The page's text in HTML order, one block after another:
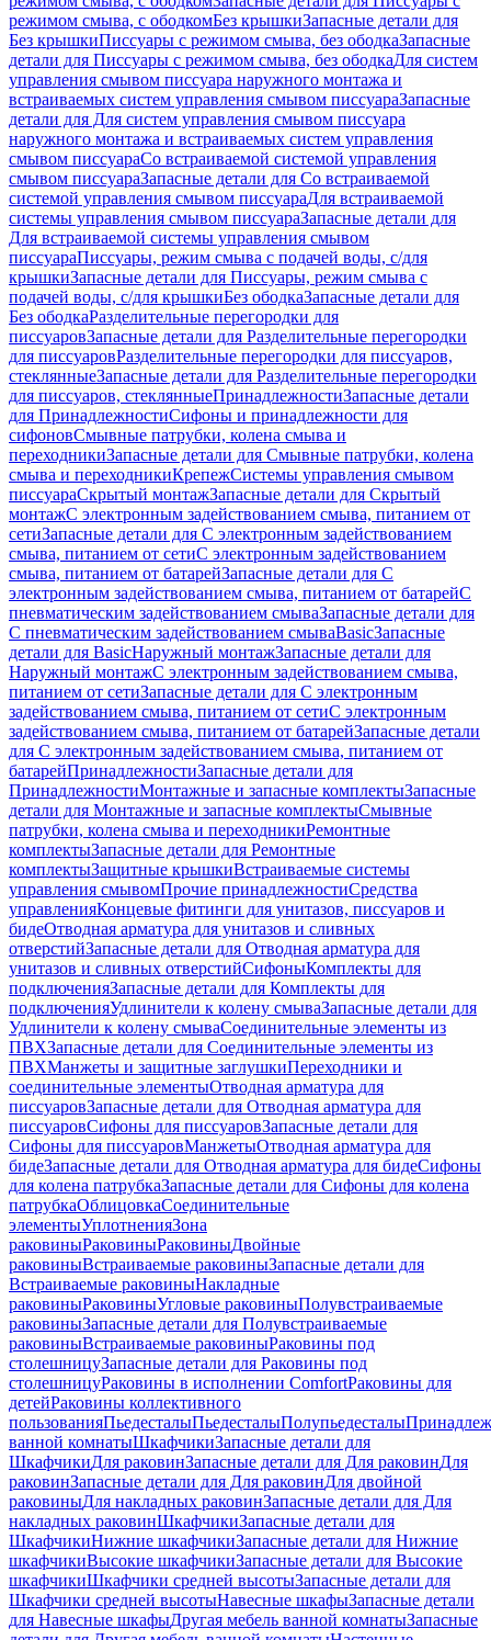
режимом смыва, с ободкомБез крышкиЗапасные детали для
Без крышкиПиссуары с режимом смыва, без ободкаЗапасные
детали для Писсуары с режимом смыва, без ободкаДля систем
управления смывом писсуара наружного монтажа и
встраиваемых систем управления смывом писсуараЗапасные
детали для Для систем управления смывом писсуара
наружного монтажа и встраиваемых систем управления
смывом писсуараСо встраиваемой системой управления
смывом писсуараЗапасные детали для Со встраиваемой
системой управления смывом писсуараДля встраиваемой
системы управления смывом писсуараЗапасные детали для
Для встраиваемой системы управления смывом
писсуараПиссуары, режим смыва с подачей воды, с/для
крышкиЗапасные детали для Писсуары, режим смыва с
подачей воды, с/для крышкиБез ободкаЗапасные детали для
Без ободкаРазделительные перегородки для
писсуаровЗапасные детали для Разделительные перегородки
для писсуаровРазделительные перегородки для писсуаров,
стеклянныеЗапасные детали для Разделительные перегородки
для писсуаров, стеклянныеПринадлежностиЗапасные детали
для ПринадлежностиСифоны и принадлежности для
сифоновСмывные патрубки, колена смыва и
переходникиЗапасные детали для Смывные патрубки, колена
смыва и переходникиКрепежСистемы управления смывом
писсуараСкрытый монтажЗапасные детали для Скрытый
монтажС электронным задействованием смыва, питанием от
сетиЗапасные детали для С электронным задействованием
смыва, питанием от сетиС электронным задействованием
смыва, питанием от батарейЗапасные детали для С
электронным задействованием смыва, питанием от батарейС
пневматическим задействованием смываЗапасные детали для
С пневматическим задействованием смываBasicЗапасные
детали для BasicНаружный монтажЗапасные детали для
Наружный монтажС электронным задействованием смыва,
питанием от сетиЗапасные детали для С электронным
задействованием смыва, питанием от сетиС электронным
задействованием смыва, питанием от батарейЗапасные детали
для С электронным задействованием смыва, питанием от
батарейПринадлежностиЗапасные детали для
ПринадлежностиМонтажные и запасные комплектыЗапасные
детали для Монтажные и запасные комплектыСмывные
патрубки, колена смыва и переходникиРемонтные
комплектыЗапасные детали для Ремонтные
комплектыЗащитные крышкиВстраиваемые системы
управления смывомПрочие принадлежностиСредства
управленияКонцевые фитинги для унитазов, писсуаров и
бидеОтводная арматура для унитазов и сливных
отверстийЗапасные детали для Отводная арматура для
унитазов и сливных отверстийСифоныКомплекты для
подключенияЗапасные детали для Комплекты для
подключенияУдлинители к колену смываЗапасные детали для
Удлинители к колену смываСоединительные элементы из
ПВХЗапасные детали для Соединительные элементы из
ПВХМанжеты и защитные заглушкиПереходники и
соединительные элементыОтводная арматура для
писсуаровЗапасные детали для Отводная арматура для
писсуаровCифоны для писсуаровЗапасные детали для
Cифоны для писсуаровМанжетыОтводная арматура для
бидеЗапасные детали для Отводная арматура для бидеСифоны
для колена патрубкаЗапасные детали для Сифоны для колена
патрубкаОблицовкаСоединительные
элементыУплотненияЗона
раковиныРаковиныРаковиныДвойные
раковиныВстраиваемые раковиныЗапасные детали для
Встраиваемые раковиныНакладные
раковиныРаковиныУгловые раковиныПолувстраиваемые
раковиныЗапасные детали для Полувстраиваемые
раковиныВстраиваемые раковиныРаковины под
столешницуЗапасные детали для Раковины под
столешницуРаковины в исполнении ComfortPаковины для
детейРаковины коллективного
пользованияПьедесталыПьедесталыПолупьедесталы
ванной комнатыШкафчикиЗапасные детали для
ШкафчикиДля раковинЗапасные детали для Для раковинДля
раковинЗапасные детали для Для раковинДля двойной
раковиныДля накладных pаковинЗапасные детали для Для
накладных pаковинШкафчикиЗапасные детали для
ШкафчикиНижние шкафчикиЗапасные детали для Нижние
шкафчикиВысокие шкафчикиЗапасные детали для Высокие
шкафчикиШкафчики средней высотыЗапасные детали для
Шкафчики средней высотыНавесные шкафыЗапасные детали
для Навесные шкафыДругая мебель ванной комнатыЗапасные